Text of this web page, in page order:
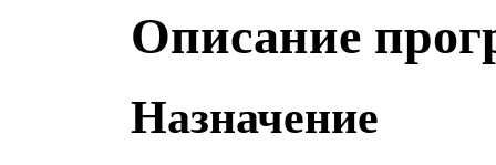
Описание
Назначение